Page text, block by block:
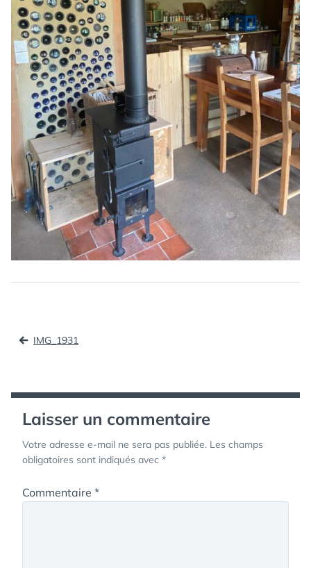
Navigation
IMG_1931
Laisser un commentaire
Votre adresse e-mail ne sera pas publiée. Les champs
obligatoires sont indiqués avec *
Commentaire *